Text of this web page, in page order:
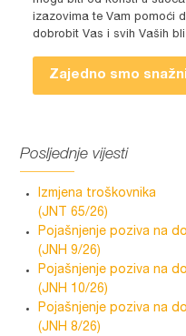
izazovima te Vam pomoći
dobrobit Vas i svih Vaših
Zajedno smo
Posljednje vijesti
Izmjena troškovnika
(JNT 65/26)
Pojašnjenje poziva na
(JNH 9/26)
Pojašnjenje poziva na
(JNH 10/26)
Pojašnjenje poziva na
(JNH 8/26)